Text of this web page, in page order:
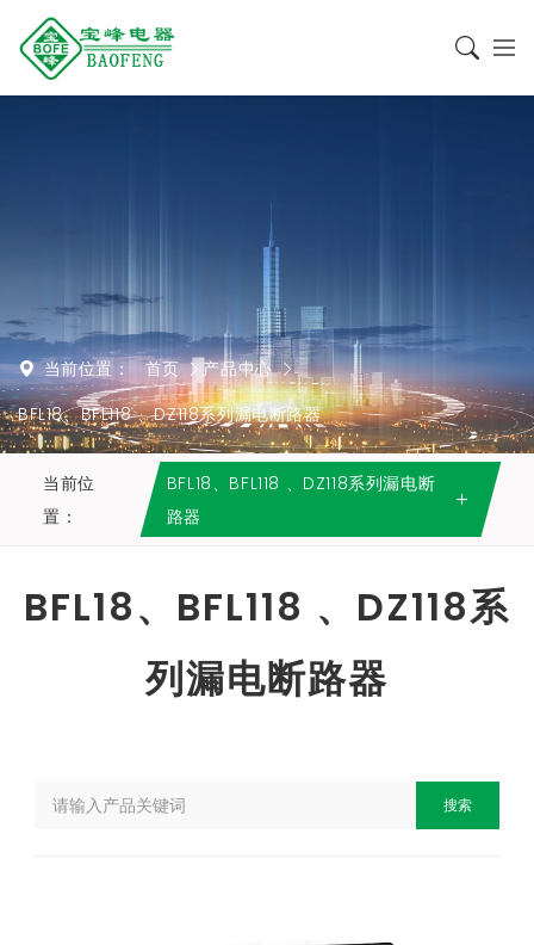
当前位置： 首页
产品中心
BFL18、BFL118 、DZ118系列漏电断路器
当前位
置：
BFL18、BFL118 、DZ118系列漏电断
路器
BFL18、BFL118 、DZ118系
列漏电断路器
搜索